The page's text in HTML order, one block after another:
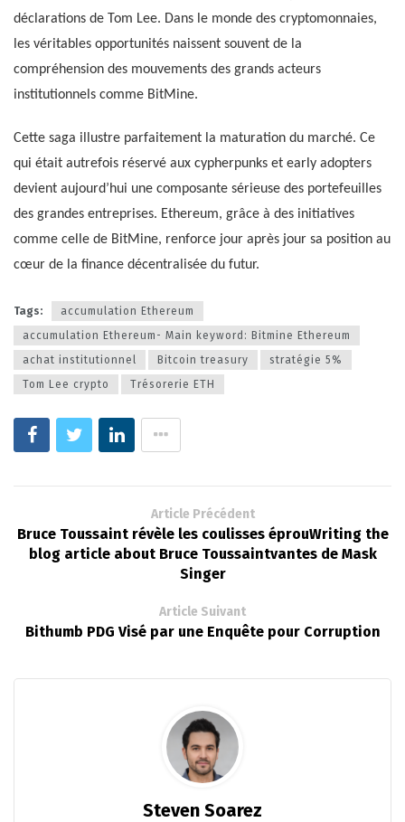
déclarations de Tom Lee. Dans le monde des cryptomonnaies,
les véritables opportunités naissent souvent de la
compréhension des mouvements des grands acteurs
institutionnels comme BitMine.
Cette saga illustre parfaitement la maturation du marché. Ce
qui était autrefois réservé aux cypherpunks et early adopters
devient aujourd’hui une composante sérieuse des portefeuilles
des grandes entreprises. Ethereum, grâce à des initiatives
comme celle de BitMine, renforce jour après jour sa position au
cœur de la finance décentralisée du futur.
Tags:
accumulation Ethereum
accumulation Ethereum- Main keyword: Bitmine Ethereum
achat institutionnel
Bitcoin treasury
stratégie 5%
Tom Lee crypto
Trésorerie ETH
Article Précédent
Bruce Toussaint révèle les coulisses éprouWriting the
blog article about Bruce Toussaintvantes de Mask
Singer
Article Suivant
Bithumb PDG Visé par une Enquête pour Corruption
Steven Soarez